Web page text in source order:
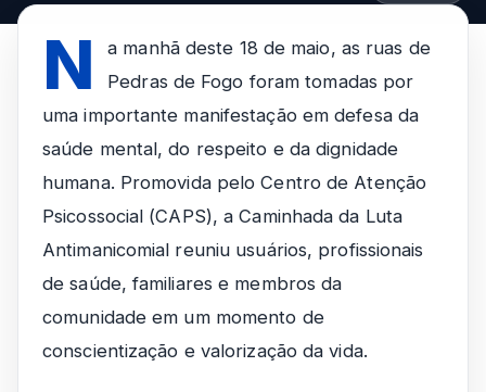
N
a manhã deste 18 de maio, as ruas de
Pedras de Fogo foram tomadas por
uma importante manifestação em defesa da
saúde mental, do respeito e da dignidade
humana. Promovida pelo Centro de Atenção
Psicossocial (CAPS), a Caminhada da Luta
Antimanicomial reuniu usuários, profissionais
de saúde, familiares e membros da
comunidade em um momento de
conscientização e valorização da vida.